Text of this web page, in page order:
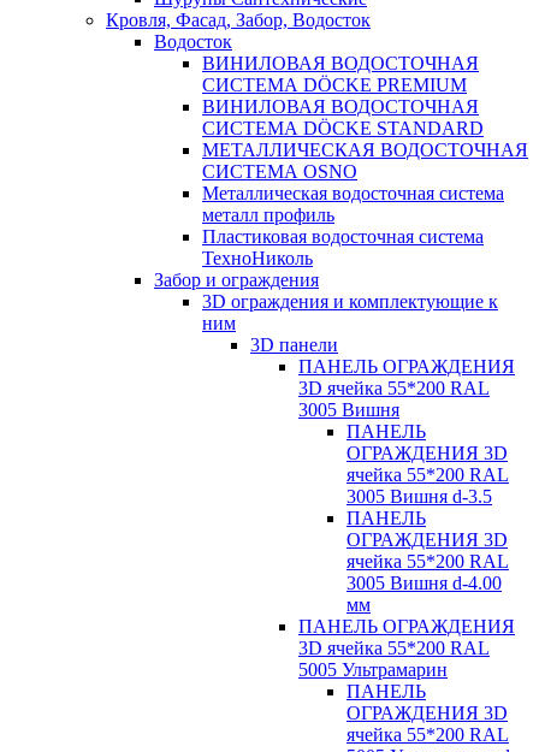
Кровля, Фасад, Забор, Водосток
Водосток
ВИНИЛОВАЯ ВОДОСТОЧНАЯ
СИСТЕМА DÖCKE PREMIUM
ВИНИЛОВАЯ ВОДОСТОЧНАЯ
СИСТЕМА DÖCKE STANDARD
МЕТАЛЛИЧЕСКАЯ ВОДОСТОЧНАЯ
СИСТЕМА OSNO
Металлическая водосточная система
металл профиль
Пластиковая водосточная система
ТехноНиколь
Забор и ограждения
3D ограждения и комплектующие к
ним
3D панели
ПАНЕЛЬ ОГРАЖДЕНИЯ
3D ячейка 55*200 RAL
3005 Вишня
ПАНЕЛЬ
ОГРАЖДЕНИЯ 3D
ячейка 55*200 RAL
3005 Вишня d-3.5
ПАНЕЛЬ
ОГРАЖДЕНИЯ 3D
ячейка 55*200 RAL
3005 Вишня d-4.00
мм
ПАНЕЛЬ ОГРАЖДЕНИЯ
3D ячейка 55*200 RAL
5005 Ультрамарин
ПАНЕЛЬ
ОГРАЖДЕНИЯ 3D
ячейка 55*200 RAL